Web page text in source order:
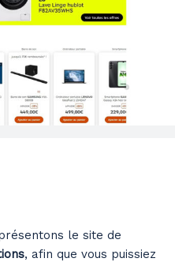
le site de
, afin que vous puissiez